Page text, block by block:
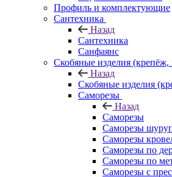
Профиль и комплектующие
Сантехника
Назад
Сантехника
Санфаянс
Скобяные изделия
Назад
Скобяные изделия
Саморезы
Назад
Саморезы
Саморезы
Саморезы
Саморезы по
Саморезы по
Саморезы с